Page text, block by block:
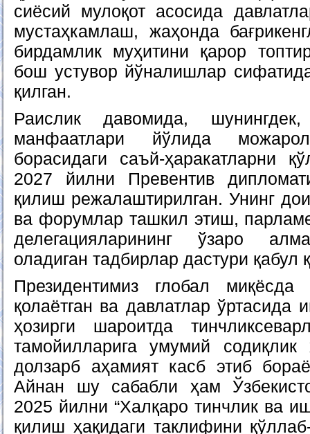
сиёсий мулоқот асосида
мустаҳкамлаш, жаҳонда
бирдамлик муҳитини қарор
бош устувор йўналишлар
қилган.
Раислик давомида,
манфаатлари йўлида
борасидаги саъй-ҳаракатларни
2027 йилни Превентив
қилиш режалаштирилган. Унинг
ва форумлар ташкил этиш,
делегацияларининг ўзаро
оладиган тадбирлар дастури қабул
Президентимиз глобал миқёсда
қолаётган ва давлатлар ўртасида
ҳозирги шароитда
тамойилларига умумий
долзарб аҳамият касб этиб
Айнан шу сабабли ҳам
2025 йилни “Халқаро тинчлик ва
қилиш ҳақидаги таклифини